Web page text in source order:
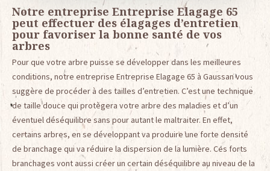
Notre entreprise Entreprise Elagage 65
peut effectuer des élagages d’entretien
pour favoriser la bonne santé de vos
arbres
Pour que votre arbre puisse se développer dans les meilleures
conditions, notre entreprise Entreprise Elagage 65 à Gaussan vous
suggère de procéder à des tailles d’entretien. C’est une technique
de taille douce qui protègera votre arbre des maladies et d’un
éventuel déséquilibre sans pour autant le maltraiter. En effet,
certains arbres, en se développant va produire une forte densité
de branchage qui va réduire la dispersion de la lumière. Ces forts
branchages vont aussi créer un certain déséquilibre au niveau de la